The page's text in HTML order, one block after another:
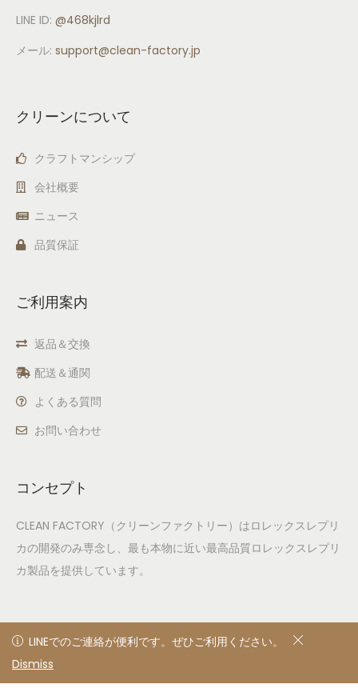
LINEでのご連絡が便利です。ぜひご利用ください。
LINE ID: @468kjlrd
メール: support@clean-factory.jp
クリーンについて
クラフトマンシップ
会社概要
ニュース
品質保証
ご利用案内
返品＆交換
配送＆通関
よくある質問
お問い合わせ
コンセプト
CLEAN FACTORY（クリーンファクトリー）はロレックスレプリ
カの開発のみ専念し、最も本物に近い最高品質ロレックスレプリ
カ製品を提供しています。
© 2020
LINEでのご連絡が便利です。ぜひご利用ください。
Dismiss